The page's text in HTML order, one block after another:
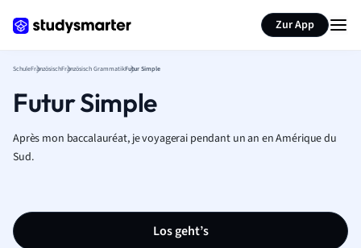
Zur App
SchuleFranzösischFranzösisch GrammatikFutur Simple
Futur Simple
Après mon baccalauréat, je voyagerai pendant un an en Amérique du
Sud.
Los geht’s
Seite zusammenfassen